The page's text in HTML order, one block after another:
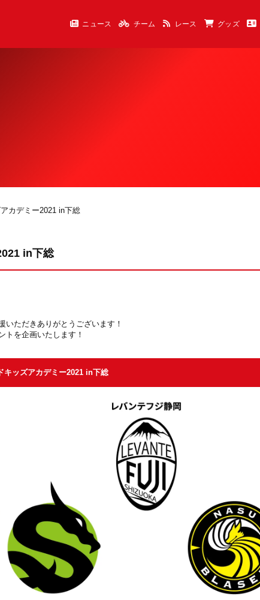
ニュース チーム レース グッズ
カデミー2021 in下総
in下総
いただきありがとうございます！
トを企画いたします！
キッズアカデミー2021 in下総